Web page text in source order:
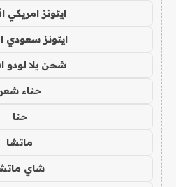
ايتونز
ايتونز سعودي
شحن يلا لودو
حناء شعر
حنا
ماتشا
شاي